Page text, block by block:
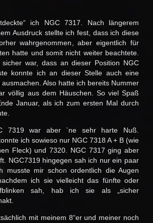
ich NGC 7317. Nach längerem
Ausdruck stellte ich fest, dass ich diese
wahrgenommen, aber eigentlich für
hatte und somit nicht weiter beachtete.
war, dass an dieser Position NGC
konnte ich an dieser Stelle auch eine
ausmachen. Also hatte ich bereits Nummer
völlig aus dem Häuschen. So viel Spaß
Januar, als ich zum ersten Mal durch
7319 war aber `ne sehr harte Nuß.
ich sowieso nur NGC 7318 A + B (wie
Fleck) und 7320. NGC 7317 ging aber
NGC7319 hingegen sah ich nur ein paar
musste mir schon ordentlich die Augen
ich sie vielleicht das fünfte oder
sah, hab ich sie als „sicher
mit meinem 8“er und meiner noch